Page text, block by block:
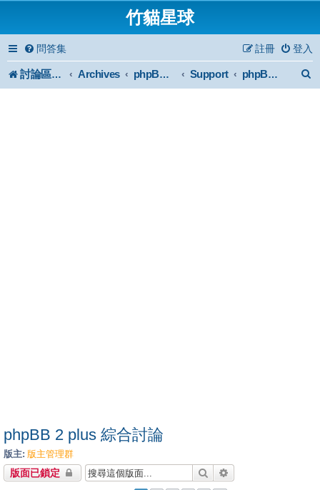
竹貓星球
問答集 登入
註冊
討論區首頁 Archives phpBB2 Forum Archive Support phpBB 2 plus 綜合討論
phpBB 2 plus 綜合討論
版主: 版主管理群
版面已鎖定 搜尋